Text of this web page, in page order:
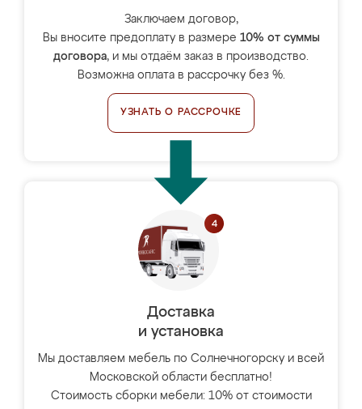
Заключаем договор,
Вы вносите предоплату в размере 10% от суммы
договора, и мы отдаём заказ в производство.
Возможна оплата в рассрочку без %.
УЗНАТЬ О РАССРОЧКЕ
Доставка
и установка
Мы доставляем мебель по Солнечногорску и всей
Московской области бесплатно!
Стоимость сборки мебели: 10% от стоимости